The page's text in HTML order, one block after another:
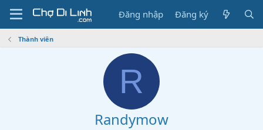
Đăng nhập Đăng ký
Thành viên
R
Randymow